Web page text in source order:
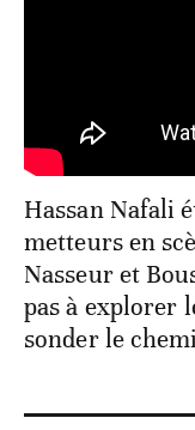
Hassan Nafali
metteurs en
Nasseur et
pas à explorer
sonder le